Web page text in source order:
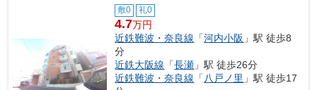
敷0 礼0
4.7万円
近鉄難波・奈良線 「河内小阪 」駅 徒歩8
分
近鉄大阪線 「長瀬 」駅 徒歩26分
近鉄難波・奈良線 「 八戸ノ里 」駅 徒歩17